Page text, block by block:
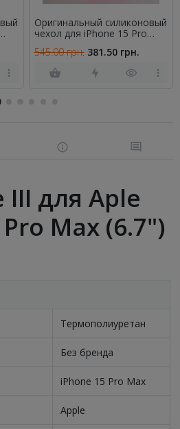
Оригинальный силиконовый
чехол для iPhone 15 Pro
545.00 грн. 381.50 грн.
III для Aple
Max (6.7")
Термополиуретан
Без бренда
iPhone 15 Pro Max
Apple